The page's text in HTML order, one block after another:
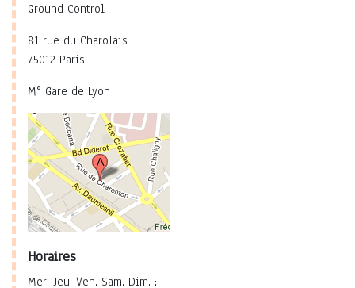
Ground Control
81 rue du Charolais
75012 Paris
M° Gare de Lyon
Horaires
Mer. Jeu. Ven. Sam. Dim. :